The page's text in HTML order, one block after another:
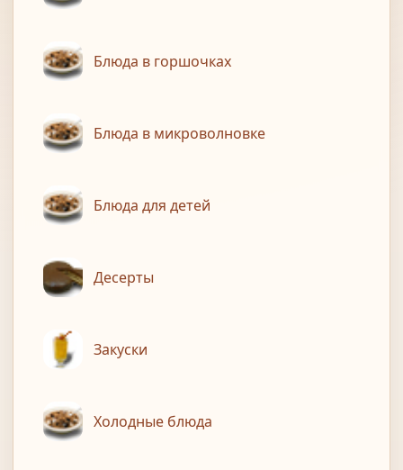
Блюда в горшочках
Блюда в микроволновке
Блюда для детей
Десерты
Закуски
Холодные блюда